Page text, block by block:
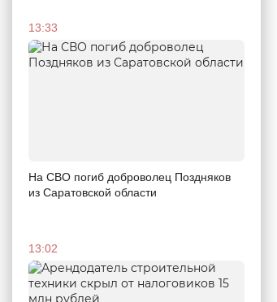
13:33
На СВО погиб доброволец Поздняков
из Саратовской области
13:02